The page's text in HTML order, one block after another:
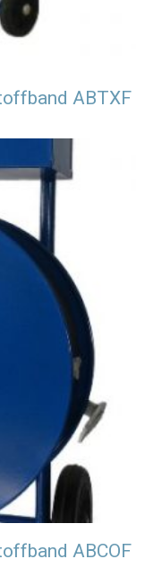
ABTXF
ABCOF